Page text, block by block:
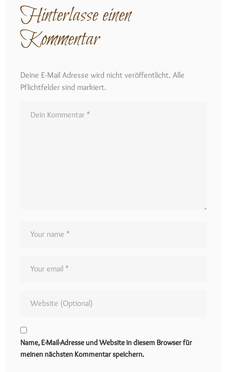
Hinterlasse einen
Kommentar
Deine E-Mail Adresse wird nicht veröffentlicht. Alle
Pflichtfelder sind markiert.
Name, E-Mail-Adresse und Website in diesem Browser für
meinen nächsten Kommentar speichern.